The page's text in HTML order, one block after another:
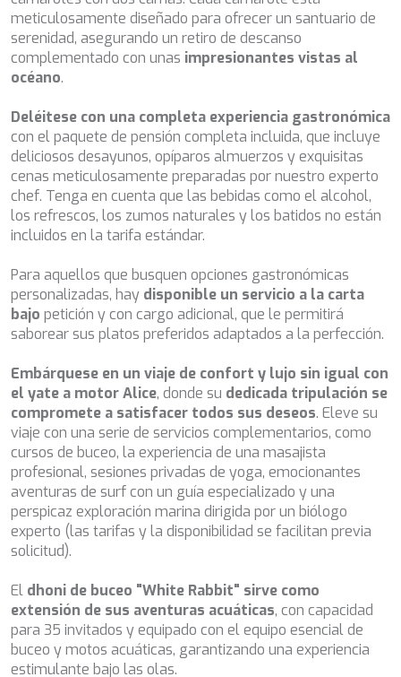
meticulosamente diseñado para ofrecer un santuario de
serenidad, asegurando un retiro de descanso
complementado con unas impresionantes vistas al
océano.
Deléitese con una completa experiencia gastronómica
con el paquete de pensión completa incluida, que incluye
deliciosos desayunos, opíparos almuerzos y exquisitas
cenas meticulosamente preparadas por nuestro experto
chef. Tenga en cuenta que las bebidas como el alcohol,
los refrescos, los zumos naturales y los batidos no están
incluidos en la tarifa estándar.
Para aquellos que busquen opciones gastronómicas
personalizadas, hay disponible un servicio a la carta
bajo petición y con cargo adicional, que le permitirá
saborear sus platos preferidos adaptados a la perfección.
Embárquese en un viaje de confort y lujo sin igual con
el yate a motor Alice, donde su dedicada tripulación se
compromete a satisfacer todos sus deseos. Eleve su
viaje con una serie de servicios complementarios, como
cursos de buceo, la experiencia de una masajista
profesional, sesiones privadas de yoga, emocionantes
aventuras de surf con un guía especializado y una
perspicaz exploración marina dirigida por un biólogo
experto (las tarifas y la disponibilidad se facilitan previa
solicitud).
El dhoni de buceo "White Rabbit" sirve como
extensión de sus aventuras acuáticas, con capacidad
para 35 invitados y equipado con el equipo esencial de
buceo y motos acuáticas, garantizando una experiencia
estimulante bajo las olas.
BLUE HEAVEN
BLUE INFINITY ONE
CALA DI LUNA
CALADAN
CALMA
CALYPSO I
CALYPSO I
CANER IV
CAPRI I
CAROM
CHAKRA
CHAMPAGNE HIPPY
CHARADE
CHRISTINA O
CLASE AZUL
CLOUD ATLAS
CLOUD IX
CLOUD IX
CLOUDBREAK
CONSTANTER
CORNELIA
CORSARIO
D5
DAIMA
DAMARI
DANZAS
DARLIN
DAY OFF
DB9
DE LISLE III
DE ZEUS
DELTA ONE
DESAMIS B
DHAMMA II
Permiten realizar el seguimiento y análisis del
comportamiento de los usuarios de este sitio web. La
información recogida mediante este tipo de cookies se
utiliza en la medición de la actividad de la web para la
elaboración de perfiles de navegación de los usuarios con
guardar la información de preferencia del usuario para
mejorar la calidad de nuestros servicios y para ofrecer una
mejor experiencia a través de productos recomendados.
Marketing y publicidad
Estas cookies son utilizadas para almacenar información
sobre las preferencias y elecciones personales del usuario
navegación. Gracias a ellas, podemos conocer los hábitos
de navegación en el sitio web y mostrar publicidad
relacionada con el perfil de navegación del usuario.